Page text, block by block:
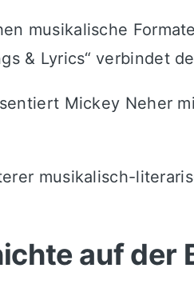
musikalische
& Lyrics“ verbindet
Mickey Neher
musikalisch-
auf der